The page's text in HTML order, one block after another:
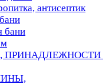
антисептик
бани
ПРИНАДЛЕЖНОСТИ